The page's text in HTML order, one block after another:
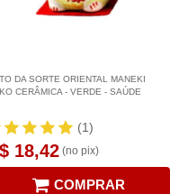
DA SORTE ORIENTAL MANEKI
CERÂMICA - VERDE - SAÚDE
(1)
18,42 (no pix)
COMPRAR